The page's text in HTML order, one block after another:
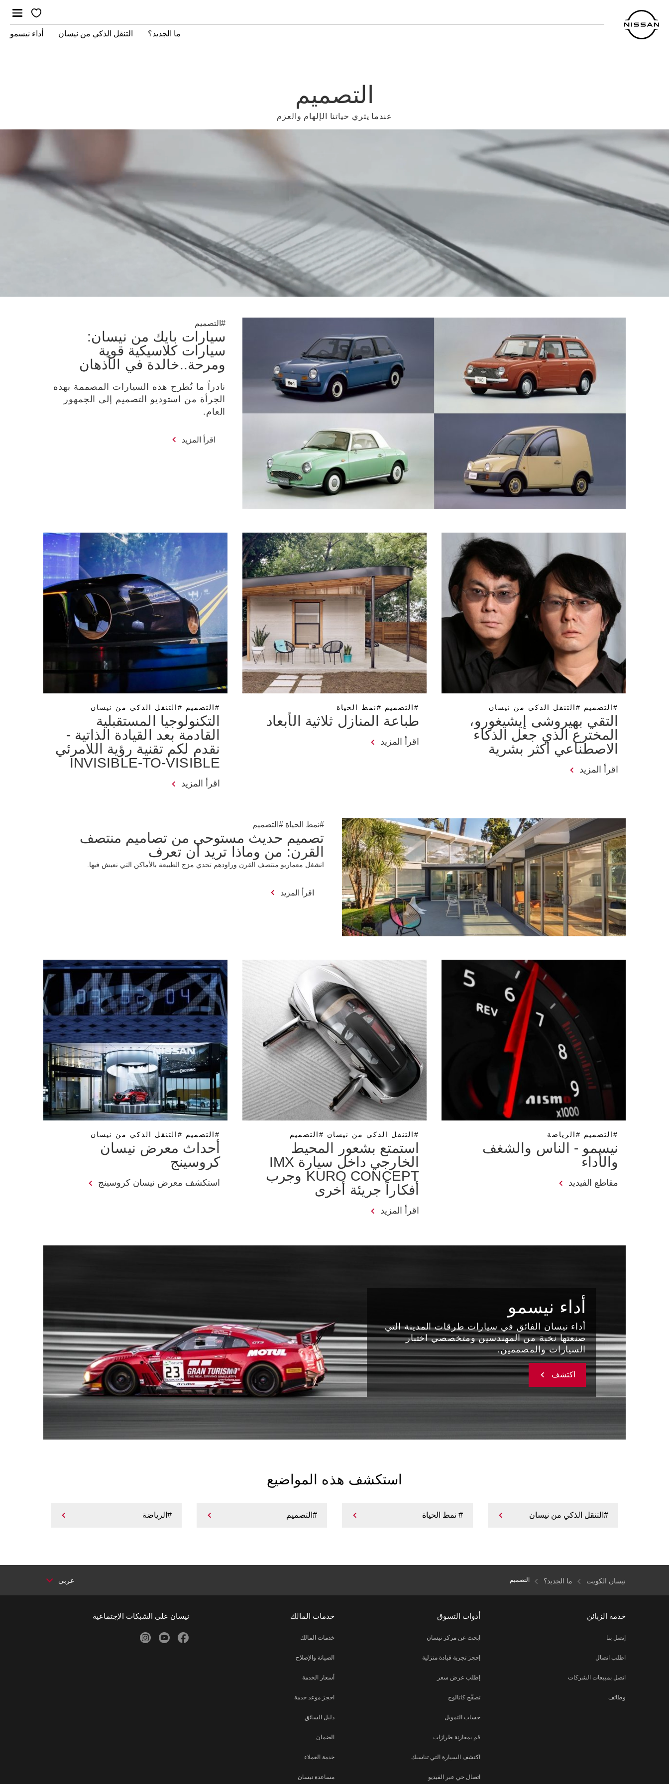
المحتوى
الرئيسي
ما الجديد؟ التنقل الذكي من نيسان أداء نيسمو
التصميم
عندما يثري حياتنا الإلهام والعزم
سيارات بايك من نيسان:
سيارات كلاسيكية قوية
ومرحة..خالدة في الأذهان
#التصميم
نادراً ما تُطرح هذه السيارات المصممة بهذه
الجرأة من استوديو التصميم إلى الجمهور
العام.
اقرأ المزيد
التقي بهيروشى إيشيغورو،
المخترع الذي جعل الذكاء
الاصطناعي أكثر بشرية
#التصميم #التنقل الذكي من نيسان
اقرأ المزيد
طباعة المنازل ثلاثية الأبعاد
#التصميم #نمط الحياة
اقرأ المزيد
التكنولوجيا المستقبلية
القادمة بعد القيادة الذاتية -
نقدم لكم تقنية رؤية اللامرئي
INVISIBLE-TO-VISIBLE
#التصميم #التنقل الذكي من نيسان
اقرأ المزيد
تصميم حديث مستوحى من تصاميم منتصف
القرن: من وماذا تريد أن تعرف
#نمط الحياة #التصميم
انشغل معماريو منتصف القرن وراودهم تحدي مزج الطبيعة بالأماكن التي نعيش فيها.
اقرأ المزيد
نيسمو - الناس والشغف
والأداء
#التصميم #الرياضة
مقاطع الفيديد
استمتع بشعور المحيط
الخارجي داخل سيارة IMX
KURO CONCEPT وجرب
أفكاراً جريئة أخرى
#التنقل الذكي من نيسان #التصميم
اقرأ المزيد
أحداث معرض نيسان
كروسينج
#التصميم #التنقل الذكي من نيسان
استكشف معرض نيسان كروسينج
أداء نيسمو
أداء نيسان الفائق في سيارات طرقات المدينة التي
صنعتها نخبة من المهندسين ومتخصصي اختبار
السيارات والمصممين.
اكتشف
استكشف هذه المواضيع
#التنقل الذكي من نيسان # نمط الحياة #التصميم #الرياضة
نيسان الكويت ما الجديد؟ التصميم عربي
خدمة الزبائن
إتصل بنا
اطلب اتصال
اتصل بمبيعات الشركات
وظائف
أدوات التسوق
ابحث عن مركز نيسان
إحجز تجربة قيادة منزلية
إطلب عرض سعر
تصفّح كاتالوج
حساب التمويل
قم بمقارنة طرازات
اكتشف السيارة التي تناسبك
اتصال حي عبر الفيديو
خدمات المالك
خدمات المالك
الصيانة والإصلاح
أسعار الخدمة
احجز موعد خدمة
دليل السائق
الضمان
خدمة العملاء
مساعدة نيسان
نيسان على الشبكات الإجتماعية
facebook
youtube